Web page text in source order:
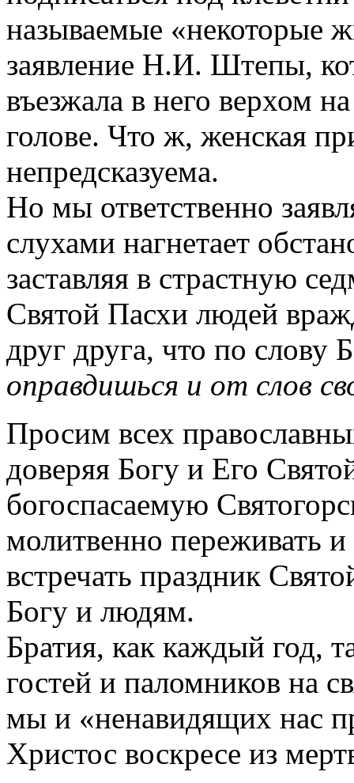
называемые «некоторые
заявление Н.И. Штепы,
въезжала в него верхом
голове. Что ж, женская
непредсказуема.
Но мы ответственно
слухами нагнетает
заставляя в страстную
Святой Пасхи людей
друг друга, что по слову
оправдишься и от слов
Просим всех
доверяя Богу и Его
богоспасаемую
молитвенно переживать
встречать праздник
Богу и людям.
Братия, как каждый год,
гостей и паломников на
мы и «ненавидящих нас
Христос воскресе из